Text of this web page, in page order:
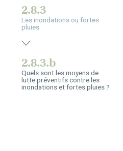
2.8.3
Les inondations ou fortes
pluies
2.8.3.b
Quels sont les moyens de
lutte préventifs contre les
inondations et fortes pluies ?